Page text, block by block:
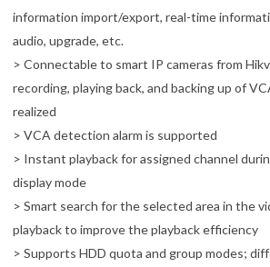
information import/export, real-time
audio, upgrade, etc.
> Connectable to smart IP cameras from
recording, playing back, and backing up of
realized
> VCA detection alarm is supported
> Instant playback for assigned channel
display mode
> Smart search for the selected area in the
playback to improve the playback efficiency
> Supports HDD quota and group modes;